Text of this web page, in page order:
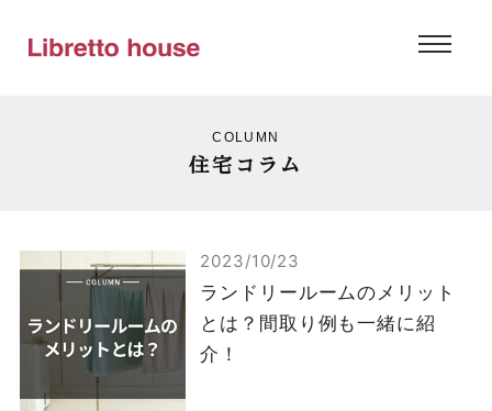
COLUMN
住宅コラム
2023/10/23
ランドリールームのメリット
とは？間取り例も一緒に紹
介！